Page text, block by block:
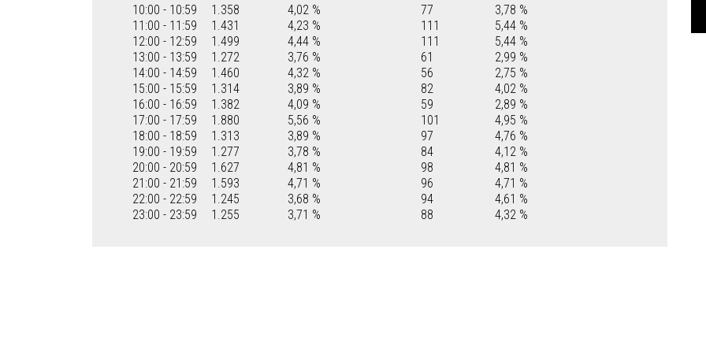
10:00 - 10:59
1.358 4,02 % 77
3,78 %
11:00 - 11:59
1.431 4,23 % 111
5,44 %
12:00 - 12:59
1.499 4,44 % 111
5,44 %
13:00 - 13:59
1.272 3,76 % 61
2,99 %
14:00 - 14:59
1.460 4,32 % 56
2,75 %
15:00 - 15:59
1.314 3,89 % 82
4,02 %
16:00 - 16:59
1.382 4,09 % 59
2,89 %
17:00 - 17:59
1.880 5,56 % 101
4,95 %
18:00 - 18:59
1.313 3,89 % 97
4,76 %
19:00 - 19:59
1.277 3,78 % 84
4,12 %
20:00 - 20:59
1.627 4,81 % 98
4,81 %
21:00 - 21:59
1.593 4,71 % 96
4,71 %
22:00 - 22:59
1.245 3,68 % 94
4,61 %
23:00 - 23:59
1.255 3,71 % 88 4,32 %